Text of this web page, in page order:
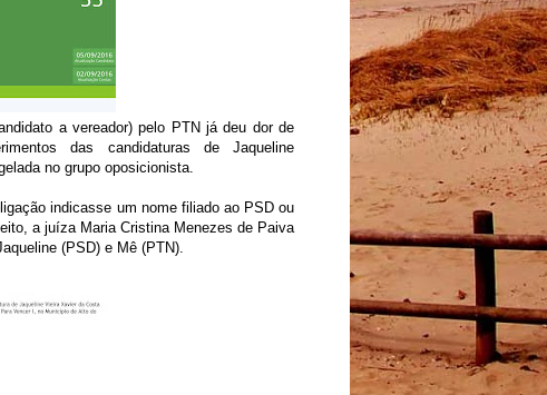
a vereador) pelo PTN já deu dor de
das candidaturas de Jaqueline
no grupo oposicionista.
indicasse um nome filiado ao PSD ou
a juíza Maria Cristina Menezes de Paiva
(PSD) e Mê (PTN).